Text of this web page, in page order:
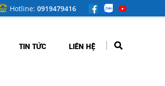
Hotline: 0919479416
TIN TỨC LIÊN HỆ